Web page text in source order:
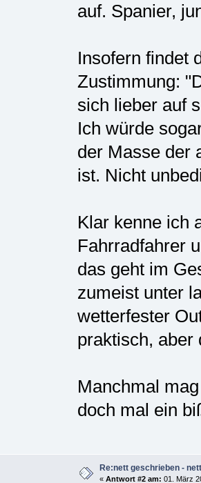
auf. Spanier,
Insofern findet
Zustimmung:
sich lieber auf
Ich würde
der Masse der
ist. Nicht
Klar kenne ich
Fahrradfahrer
das geht im
zumeist unter
wetterfester
praktisch, aber
Manchmal
doch mal ein
Re:nett geschrieben -
« Antwort #2 am: 01. März